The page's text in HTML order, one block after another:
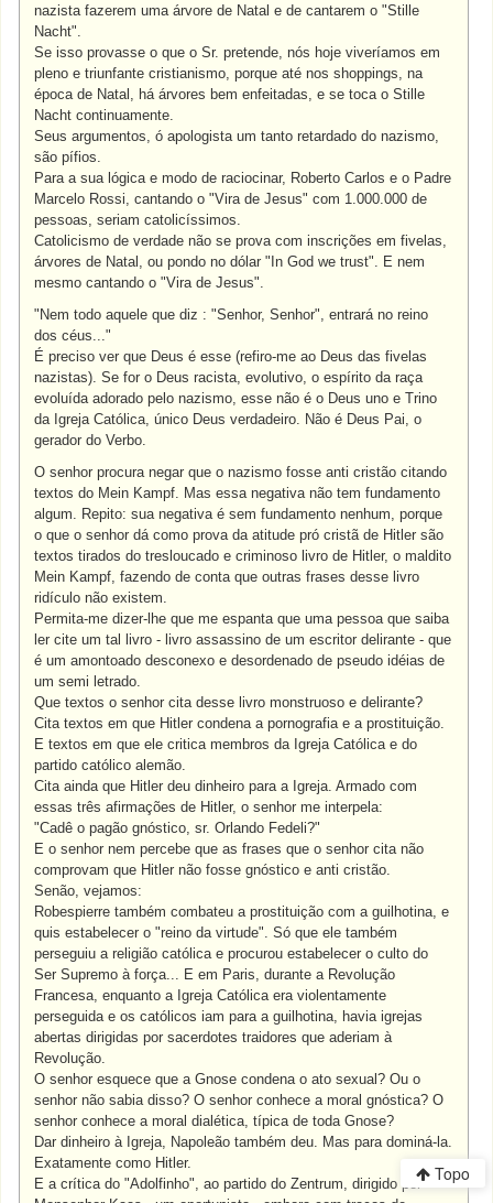
nazista fazerem uma árvore de Natal e de cantarem o "Stille
Nacht".
Se isso provasse o que o Sr. pretende, nós hoje viveríamos em
pleno e triunfante cristianismo, porque até nos shoppings, na
época de Natal, há árvores bem enfeitadas, e se toca o Stille
Nacht continuamente.
Seus argumentos, ó apologista um tanto retardado do nazismo,
são pífios.
Para a sua lógica e modo de raciocinar, Roberto Carlos e o Padre
Marcelo Rossi, cantando o "Vira de Jesus" com 1.000.000 de
pessoas, seriam catolicíssimos.
Catolicismo de verdade não se prova com inscrições em fivelas,
árvores de Natal, ou pondo no dólar "In God we trust". E nem
mesmo cantando o "Vira de Jesus".
"Nem todo aquele que diz : "Senhor, Senhor", entrará no reino
dos céus..."
É preciso ver que Deus é esse (refiro-me ao Deus das fivelas
nazistas). Se for o Deus racista, evolutivo, o espírito da raça
evoluída adorado pelo nazismo, esse não é o Deus uno e Trino
da Igreja Católica, único Deus verdadeiro. Não é Deus Pai, o
gerador do Verbo.
O senhor procura negar que o nazismo fosse anti cristão citando
textos do Mein Kampf. Mas essa negativa não tem fundamento
algum. Repito: sua negativa é sem fundamento nenhum, porque
o que o senhor dá como prova da atitude pró cristã de Hitler são
textos tirados do tresloucado e criminoso livro de Hitler, o maldito
Mein Kampf, fazendo de conta que outras frases desse livro
ridículo não existem.
Permita-me dizer-lhe que me espanta que uma pessoa que saiba
ler cite um tal livro - livro assassino de um escritor delirante - que
é um amontoado desconexo e desordenado de pseudo idéias de
um semi letrado.
Que textos o senhor cita desse livro monstruoso e delirante?
Cita textos em que Hitler condena a pornografia e a prostituição.
E textos em que ele critica membros da Igreja Católica e do
partido católico alemão.
Cita ainda que Hitler deu dinheiro para a Igreja. Armado com
essas três afirmações de Hitler, o senhor me interpela:
"Cadê o pagão gnóstico, sr. Orlando Fedeli?"
E o senhor nem percebe que as frases que o senhor cita não
comprovam que Hitler não fosse gnóstico e anti cristão.
Senão, vejamos:
Robespierre também combateu a prostituição com a guilhotina, e
quis estabelecer o "reino da virtude". Só que ele também
perseguiu a religião católica e procurou estabelecer o culto do
Ser Supremo à força... E em Paris, durante a Revolução
Francesa, enquanto a Igreja Católica era violentamente
perseguida e os católicos iam para a guilhotina, havia igrejas
abertas dirigidas por sacerdotes traidores que aderiam à
Revolução.
O senhor esquece que a Gnose condena o ato sexual? Ou o
senhor não sabia disso? O senhor conhece a moral gnóstica? O
senhor conhece a moral dialética, típica de toda Gnose?
Dar dinheiro à Igreja, Napoleão também deu. Mas para dominá-la.
Exatamente como Hitler.
E a crítica do "Adolfinho", ao partido do Zentrum, dirigido por
Topo